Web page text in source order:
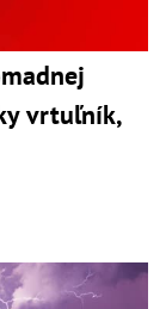
vrtuľník,